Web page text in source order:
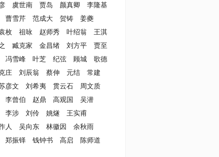
虞世南 贾岛 颜真卿
李隆基
曹雪芹 范成大 贺铸
姜夔
枚 祖咏 赵师秀 叶绍翁
王淇
臧克家 金昌绪 刘方平
贾至
冯雪峰 叶芝 纪弦 顾城
歌德
庄 刘辰翁 蔡伸 元结
常建
彦文 刘希夷 贯云石
周文质
李曾伯 赵鼎 高观国
吴潜
李涉 刘伶 姚燧
王实甫
人 吴向东 林徽因
余秋雨
郑振铎 钱钟书 高启
陈师道